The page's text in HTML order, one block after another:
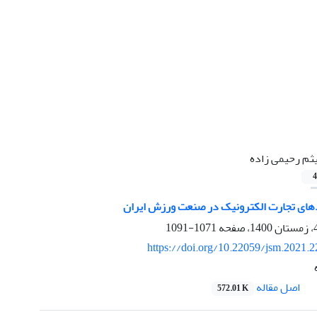
رحیمی زاده
4
تجارت الکترونیک در صنعت ورزش ایران
1071-1091
https://doi.org/10.22059/
اصل مقاله 572.01 K